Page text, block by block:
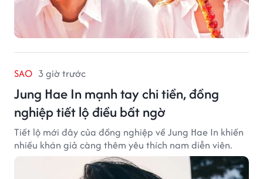
SAO 3 giờ trước
Jung Hae In mạnh tay chi tiền, đồng
nghiệp tiết lộ điều bất ngờ
Tiết lộ mới đây của đồng nghiệp về Jung Hae In khiến
nhiều khán giả càng thêm yêu thích nam diễn viên.